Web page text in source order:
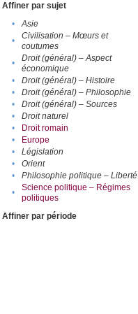
Affiner par sujet
•
Asie
•
Civilisation – Mœurs et
coutumes
•
Droit (général) – Aspect
économique
• Droit (général) – Histoire
•
Droit (général) – Philosophie
•
Droit (général) – Sources
•
Droit naturel
•
Droit romain
•
Europe
•
Législation
•
Orient
•
Philosophie politique – Liberté
•
Science politique – Régimes
politiques
Affiner par période